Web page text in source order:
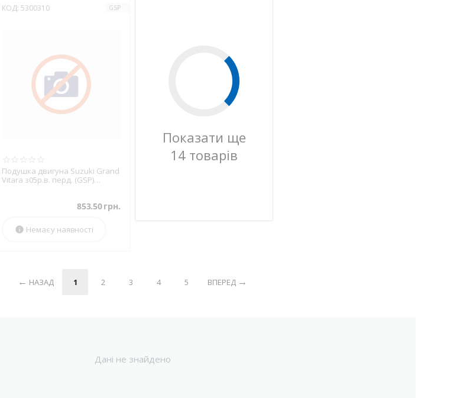
КОД: 5300310 GSP
Подушка двигуна Suzuki Grand
Vitara з05р.в. перд. (GSP)
853.50грн.
Немає у наявності

Показати ще
14 товарів
НАЗАД 1 2 3 4 5 ВПЕРЕД
Дані не знайдено